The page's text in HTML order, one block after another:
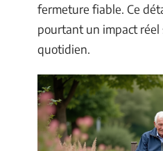
fermeture fiable. Ce
pourtant un impact
quotidien.